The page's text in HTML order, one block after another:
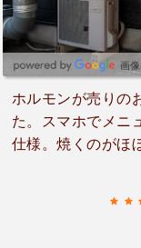
画
ホルモンが売りの
た。スマホでメニ
仕様。焼くのがほ
白むほど燃え盛る